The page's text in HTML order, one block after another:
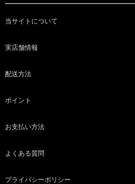
当サイトについて
実店舗情報
配送方法
ポイント
お支払い方法
よくある質問
プライバシーポリシー